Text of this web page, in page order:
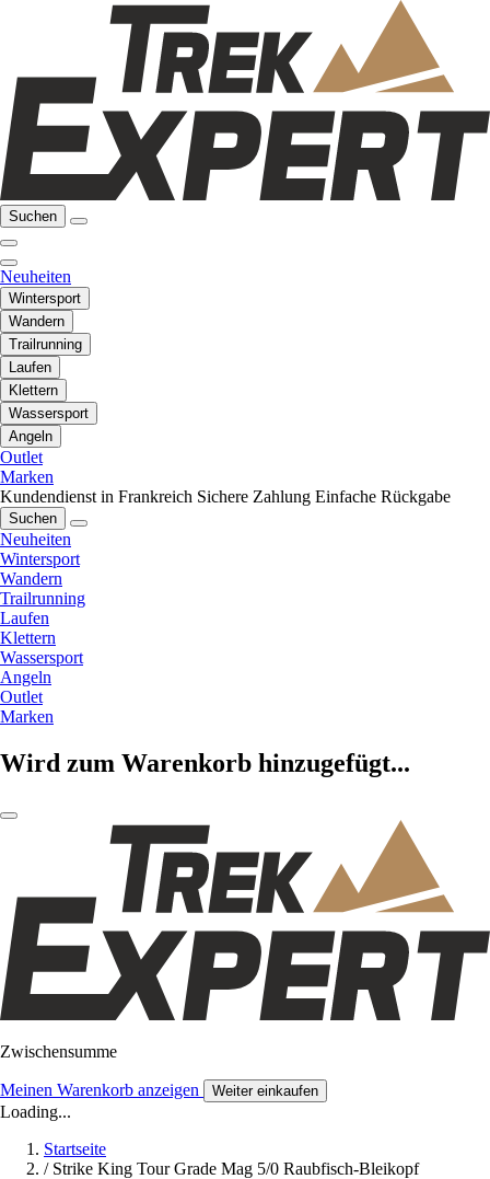
Suchen
Neuheiten
Wintersport
Wandern
Trailrunning
Laufen
Klettern
Wassersport
Angeln
Outlet
Marken
Kundendienst in Frankreich Sichere Zahlung Einfache Rückgabe
Suchen
Neuheiten
Wintersport
Wandern
Trailrunning
Laufen
Klettern
Wassersport
Angeln
Outlet
Marken
Wird zum Warenkorb hinzugefügt...
Zwischensumme
Meinen Warenkorb anzeigen Weiter einkaufen
Loading...
Startseite
/ Strike King Tour Grade Mag 5/0 Raubfisch-Bleikopf